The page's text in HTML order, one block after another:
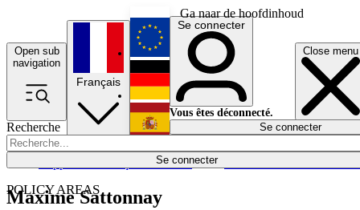
Ga naar de hoofdinhoud
Open sub
navigation
Close menu
Recherche
Se connecter
POLICY AREAS
Économie
Français
English
Deutsch
Español
Se connecter
Vous êtes déconnecté.
Se connecter
Maxime Sattonnay